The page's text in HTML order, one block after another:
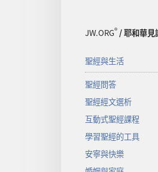
JW.ORG®/ 耶和華見
聖經與生活
聖經問答
聖經經文選析
互動式聖經課程
學習聖經的工具
安寧與快樂